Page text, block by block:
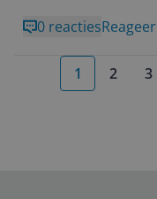
0 reactiesReageer
1 2 3